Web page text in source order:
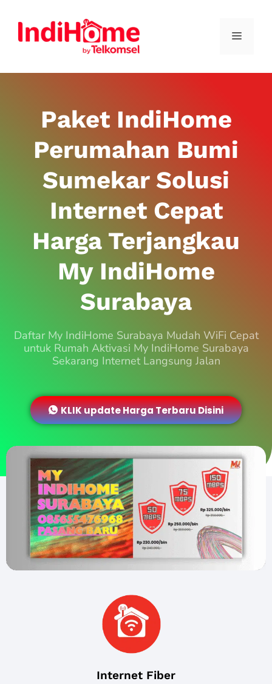
Paket IndiHome
Perumahan Bumi
Sumekar Solusi
Internet Cepat
Harga Terjangkau
My IndiHome
Surabaya
Daftar My IndiHome Surabaya Mudah WiFi Cepat
untuk Rumah Aktivasi My IndiHome Surabaya
Sekarang Internet Langsung Jalan
KLIK update Harga Terbaru Disini
Internet Fiber